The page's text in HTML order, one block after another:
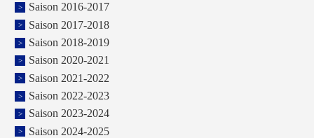
Saison 2016-2017
Saison 2017-2018
Saison 2018-2019
Saison 2020-2021
Saison 2021-2022
Saison 2022-2023
Saison 2023-2024
Saison 2024-2025